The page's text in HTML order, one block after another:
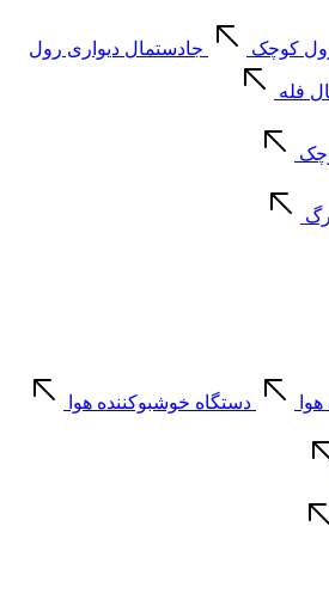
کوچک جادستمال دیواری رول
فله
دستگاه خوشبوکننده هوا